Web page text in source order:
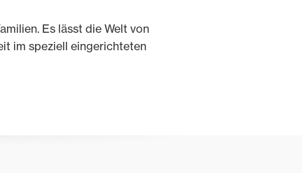
Es lässt die Welt von
im speziell eingerichteten